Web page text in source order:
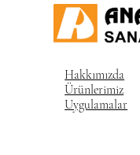
Hakkımızda
Ürünlerimiz
Uygulamalar